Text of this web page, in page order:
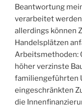
Beantwortung
verarbeitet
allerdings können
Handelsplätzen
Arbeitsmethoden:
höher verzinste
familiengeführten
eingeschränkten
die